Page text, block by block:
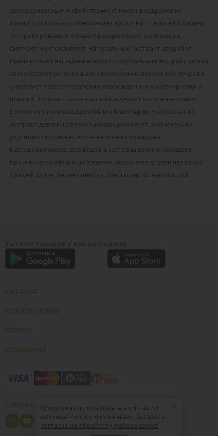
дезодорирующими свойствами, снимает раздражение
кожного покрова, поддерживает кислотно - щелочной баланс.
Экстракт ромашки снимает раздражение, шелушение,
смягчает и успокаивает. Натуральный экстракт зверобоя
препятствует выпадению волос. Натуральный экстракт хвоща
способствует регенерации клеток кожно-волосяного покрова,
участвует в восстановлении поврежденных участков кожи и
шерсти. Экстракт тысячелистника делает состояние кожно-
волосяного покрова здоровым и блестящим. Натуральный
экстракт девясила питает, кондиционирует, значительно
улучшает состояние кожно-волосяного покрова.
Касторовое масло, входящее в состав шампуня, обладает
противосеборейным действием, увлажняет, укрепляет волос
по всей длине, делает шерсть блестящей и шелковистой.
Следуй за нами ×
Продолжая использовать этот сайт и
нажимая кнопку «Принимаю», вы даете
согласие на обработку файлов cookie